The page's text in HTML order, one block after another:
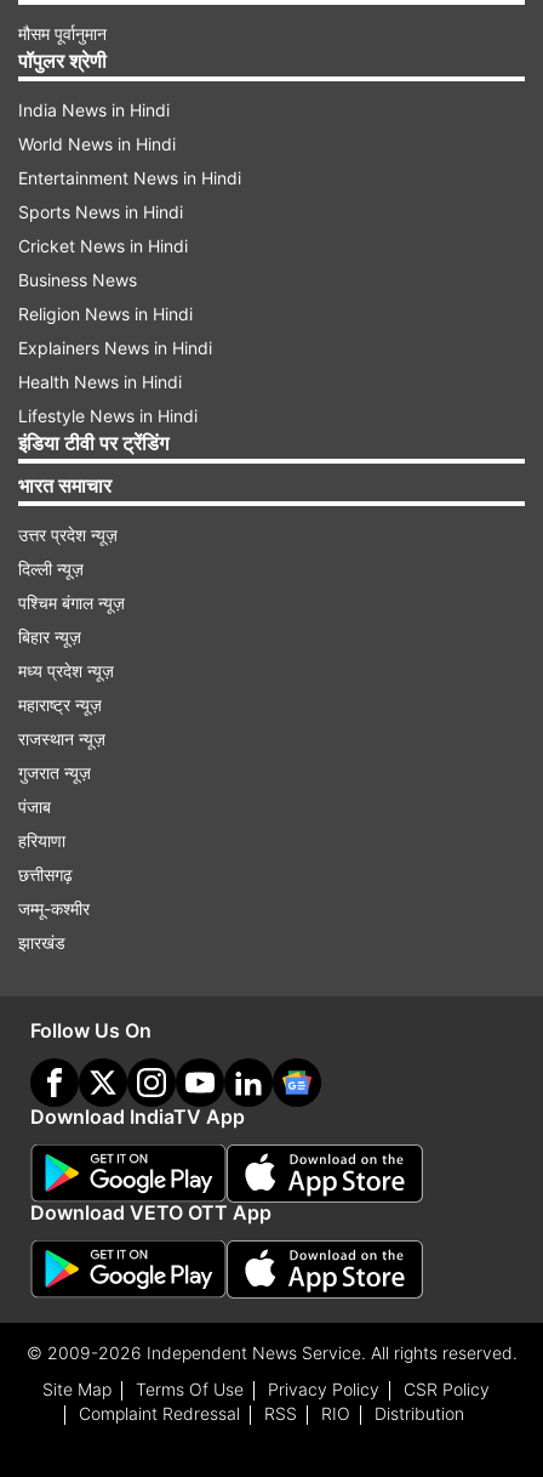
मौसम पूर्वानुमान
पॉपुलर श्रेणी
India News in Hindi
World News in Hindi
Entertainment News in Hindi
Sports News in Hindi
Cricket News in Hindi
Business News
Religion News in Hindi
Explainers News in Hindi
Health News in Hindi
Lifestyle News in Hindi
इंडिया टीवी पर ट्रेंडिंग
भारत समाचार
उत्तर प्रदेश न्यूज़
दिल्ली न्यूज़
पश्चिम बंगाल न्यूज़
बिहार न्यूज़
मध्य प्रदेश न्यूज़
महाराष्ट्र न्यूज़
राजस्थान न्यूज़
गुजरात न्यूज़
पंजाब
हरियाणा
छत्तीसगढ़
जम्मू-कश्मीर
झारखंड
Follow Us On
Download IndiaTV App
Download VETO OTT App
© 2009-2026 Independent News Service. All rights reserved.
Site Map
Terms Of Use Privacy Policy
CSR Policy
Complaint Redressal
RSS RIO Distribution